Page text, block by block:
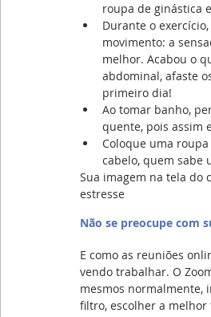
roupa de ginástica
Durante o exercício,
movimento: a
melhor. Acabou o
abdominal, afaste
primeiro dia!
Ao tomar banho,
quente, pois assim
Coloque uma
cabelo, quem sabe
Sua imagem na tela do
estresse
Não se preocupe com
E como as reuniões
vendo trabalhar. O
mesmos normalmente,
filtro, escolher a melhor